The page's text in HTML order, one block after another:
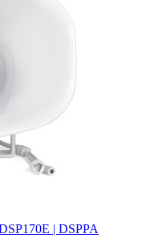
| DSPPA